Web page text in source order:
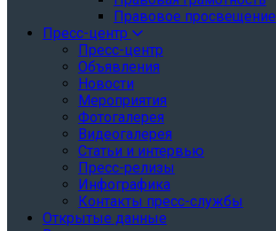
Правовое просвещение
Пресс-центр
Пресс-центр
Объявления
Новости
Мероприятия
Фотогалерея
Видеогалерея
Статьи и интервью
Пресс-релизы
Инфографика
Контакты пресс-службы
Открытые данные